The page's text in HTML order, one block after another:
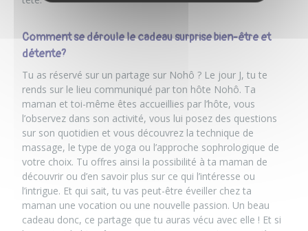
Comment se déroule le cadeau surprise bien-être et
détente?
Tu as réservé sur un partage sur Nohô ? Le jour J, tu te
rends sur le lieu communiqué par ton hôte Nohô. Ta
maman et toi-même êtes accueillies par l’hôte, vous
l’observez dans son activité, vous lui posez des questions
sur son quotidien et vous découvrez la technique de
massage, le type de yoga ou l’approche sophrologique de
votre choix. Tu offres ainsi la possibilité à ta maman de
découvrir ou d’en savoir plus sur ce qui l’intéresse ou
l’intrigue. Et qui sait, tu vas peut-être éveiller chez ta
maman une vocation ou une nouvelle passion. Un beau
cadeau donc, ce partage que tu auras vécu avec elle ! Et si